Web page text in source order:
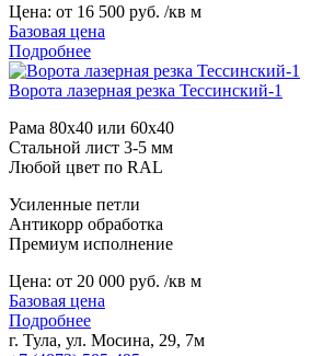
Цена: от 16 500 руб. /кв м
Базовая цена
Подробнее
Ворота лазерная резка Тессинский-1
Рама 80х40 или 60х40
Стальной лист 3-5 мм
Любой цвет по RAL
Усиленные петли
Антикорр обработка
Премиум исполнение
Цена: от 20 000 руб. /кв м
Базовая цена
Подробнее
г. Тула, ул. Мосина, 29, 7м